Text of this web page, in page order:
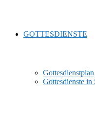
GOTTESDIENSTE
Gottesdienstplan
Gottesdienste in